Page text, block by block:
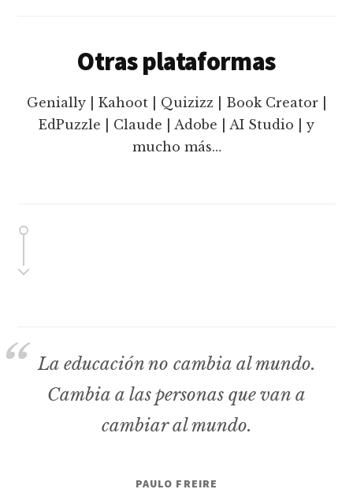
Otras plataformas
Genially | Kahoot | Quizizz | Book Creator |
EdPuzzle | Claude | Adobe | AI Studio | y
mucho más…
La educación no cambia al mundo.
Cambia a las personas que van a
cambiar al mundo.
PAULO FREIRE